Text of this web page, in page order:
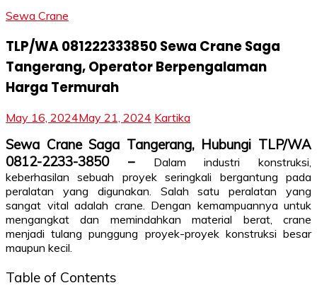
Sewa Crane
TLP/WA 081222333850 Sewa Crane Saga
Tangerang, Operator Berpengalaman
Harga Termurah
May 16, 2024May 21, 2024 Kartika
Sewa Crane Saga Tangerang, Hubungi TLP/WA
0812-2233-3850 –
Dalam industri konstruksi,
keberhasilan sebuah proyek seringkali bergantung pada
peralatan yang digunakan. Salah satu peralatan yang
sangat vital adalah crane. Dengan kemampuannya untuk
mengangkat dan memindahkan material berat, crane
menjadi tulang punggung proyek-proyek konstruksi besar
maupun kecil.
Table of Contents